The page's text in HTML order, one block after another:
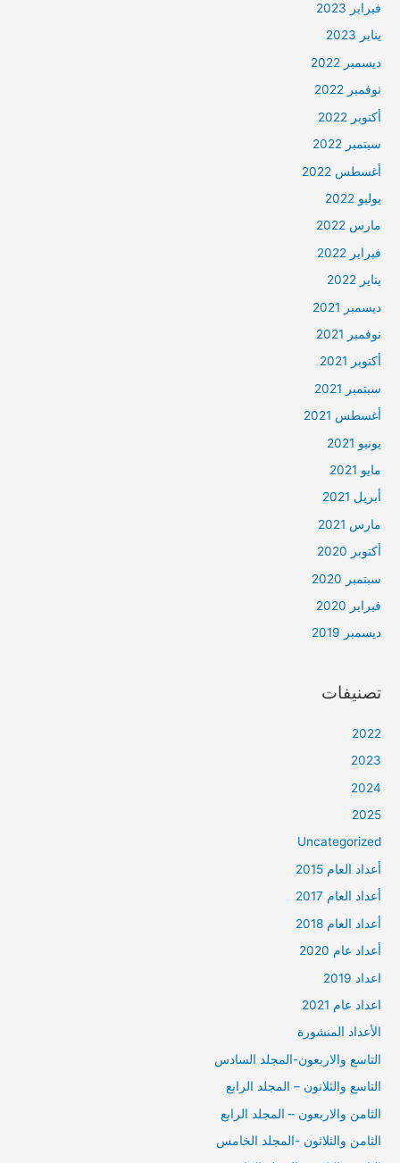
فبراير 2023
يناير 2023
ديسمبر 2022
نوفمبر 2022
أكتوبر 2022
سبتمبر 2022
أغسطس 2022
يوليو 2022
مارس 2022
فبراير 2022
يناير 2022
ديسمبر 2021
نوفمبر 2021
أكتوبر 2021
سبتمبر 2021
أغسطس 2021
يونيو 2021
مايو 2021
أبريل 2021
مارس 2021
أكتوبر 2020
سبتمبر 2020
فبراير 2020
ديسمبر 2019
تصنيفات
2022
2023
2024
2025
Uncategorized
أعداد العام 2015
أعداد العام 2017
أعداد العام 2018
أعداد عام 2020
اعداد 2019
اعداد عام 2021
الأعداد المنشورة
التاسع والاربعون-المجلد السادس
التاسع والثلانون – المجلد الرابع
الثامن والاربعون – المجلد الرابع
الثامن والثلاثون -المجلد الخامس